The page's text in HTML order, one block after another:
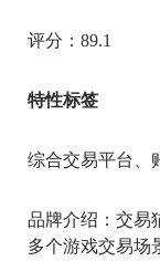
评分：89.1
特性标签
综合交易平台、
品牌介绍：交易
多个游戏交易场